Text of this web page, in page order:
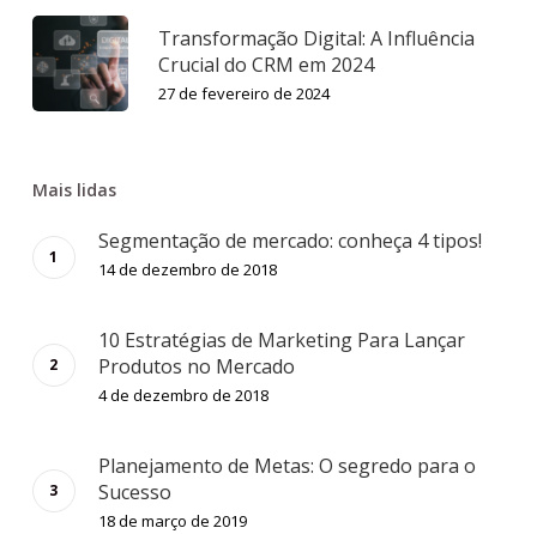
Transformação Digital: A Influência
Crucial do CRM em 2024
27 de fevereiro de 2024
Mais lidas
Segmentação de mercado: conheça 4 tipos!
14 de dezembro de 2018
10 Estratégias de Marketing Para Lançar
Produtos no Mercado
4 de dezembro de 2018
Planejamento de Metas: O segredo para o
Sucesso
18 de março de 2019